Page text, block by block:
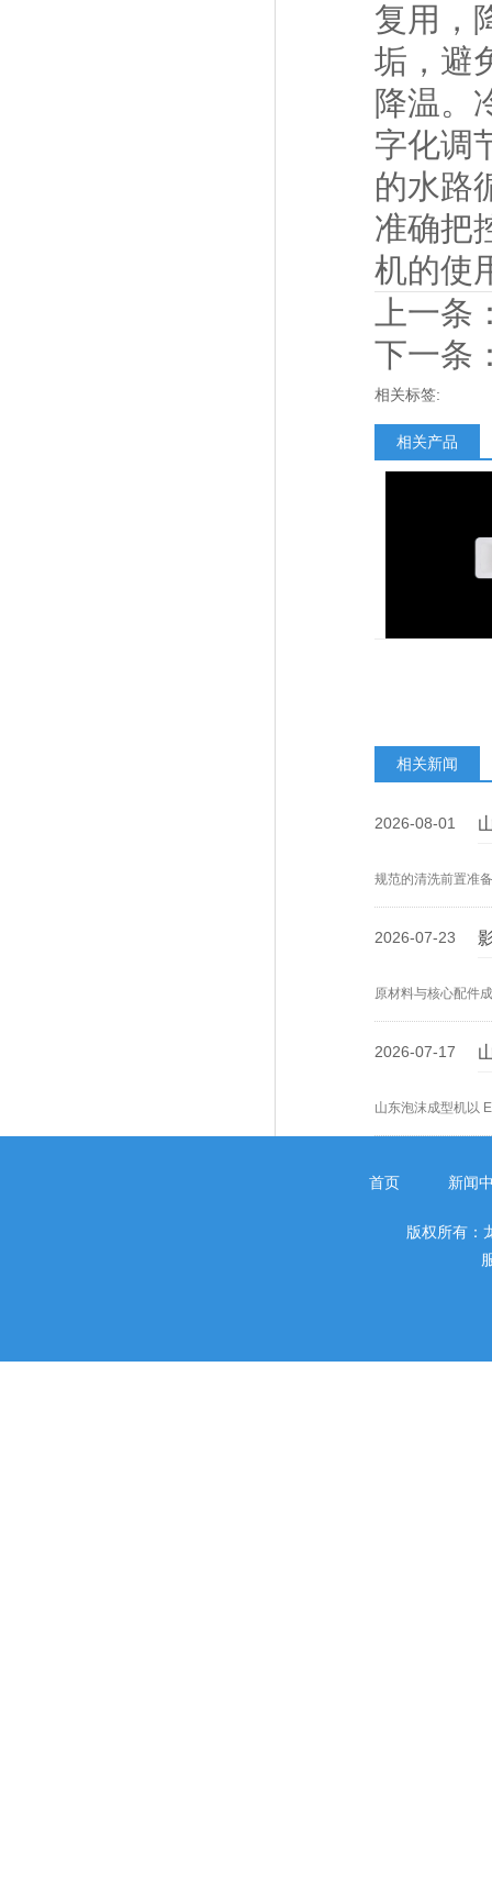
复用，
垢，避
降温。
字化调
的水路
准确把
机的使
上一条
下一条
相关标签:
相关产品
相关新闻
2026-08-01
规范的清洗前置准
机的清洗洁净度与
2026-07-23
原材料与核心配件
泡塑设备投入成本
2026-07-17
山东泡沫成型机以
热胀熔融粘结原理
首页 新闻
版权所有：